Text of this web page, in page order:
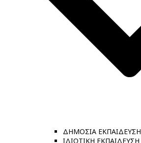
ΔΗΜΟΣΙΑ ΕΚΠΑΙΔΕΥΣΗ
ΙΔΙΩΤΙΚΗ ΕΚΠΑΙΔΕΥΣΗ